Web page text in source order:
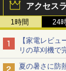
アクセス
1時間 24
【家電レビュ
リの草刈機で
夏の暑さに防